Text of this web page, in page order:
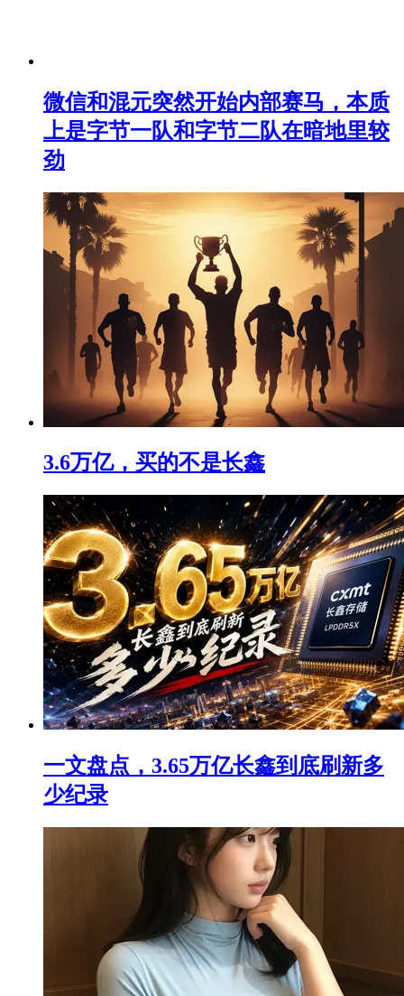
微信和混元突然开始内部赛马，本质
上是字节一队和字节二队在暗地里较
劲
3.6万亿，买的不是长鑫
一文盘点，3.65万亿长鑫到底刷新多
少纪录